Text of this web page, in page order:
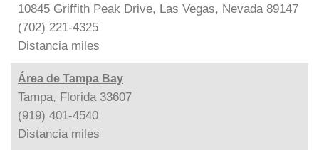
10845 Griffith Peak Drive, Las Vegas, Nevada 89147
(702) 221-4325
Distancia miles
Área de Tampa Bay
Tampa, Florida 33607
(919) 401-4540
Distancia miles